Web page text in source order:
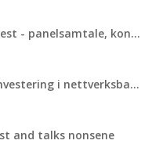
Fotballfest for folk flest - panelsamtale, konsert, pølser og vafler
Søndagsmiddag og investering i nettverksbanken!
and talks nonsene